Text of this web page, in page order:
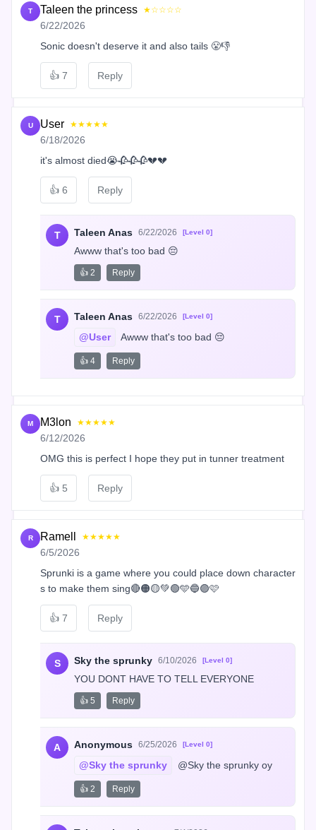
T Taleen the princess ★☆☆☆☆
6/22/2026
Sonic doesn't deserve it and also tails 😤👎
👍 7 Reply
U User ★★★★★
6/18/2026
it's almost died😭🥀🥀🥀💔💔
👍 6 Reply
T Taleen Anas 6/22/2026 [Level 0]
Awww that's too bad 😔
👍 2 Reply
T Taleen Anas 6/22/2026 [Level 0]
@User Awww that's too bad 😔
👍 4 Reply
M M3lon ★★★★★
6/12/2026
OMG this is perfect I hope they put in tunner treatment
👍 5 Reply
R Ramell ★★★★★
6/5/2026
Sprunki is a game where you could place down character
s to make them sing🔴🟠🟡💚🟢🩵🔵🟣🩷
👍 7 Reply
S Sky the sprunky 6/10/2026 [Level 0]
YOU DONT HAVE TO TELL EVERYONE
👍 5 Reply
A Anonymous 6/25/2026 [Level 0]
@Sky the sprunky @Sky the sprunky oy
👍 2 Reply